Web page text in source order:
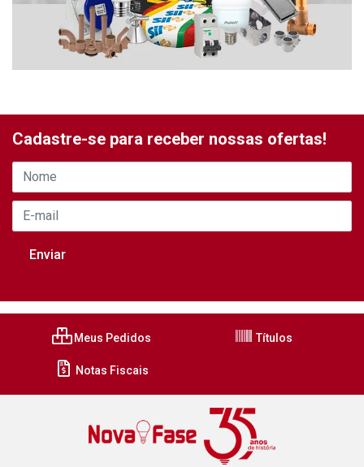
Cadastre-se para receber nossas ofertas!
Meus Pedidos Títulos
Notas Fiscais